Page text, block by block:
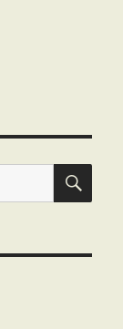
検